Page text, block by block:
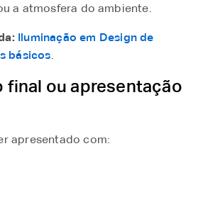
a atmosfera do ambiente.
Iluminação em Design de
básicos.
final ou apresentação
apresentado com: